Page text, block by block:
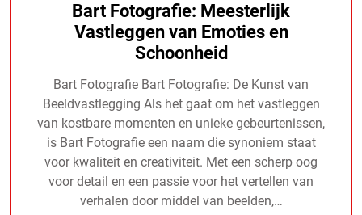
Bart Fotografie: Meesterlijk
Vastleggen van Emoties en
Schoonheid
Bart Fotografie Bart Fotografie: De Kunst van
Beeldvastlegging Als het gaat om het vastleggen
van kostbare momenten en unieke gebeurtenissen,
is Bart Fotografie een naam die synoniem staat
voor kwaliteit en creativiteit. Met een scherp oog
voor detail en een passie voor het vertellen van
verhalen door middel van beelden,…